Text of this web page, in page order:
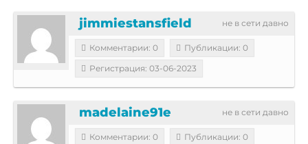
не в сети давно
jimmiestansfield
Комментарии: 0
Публикации: 0
Регистрация: 03-06-2023
не в сети давно
madelaine91e
Комментарии: 0
Публикации: 0